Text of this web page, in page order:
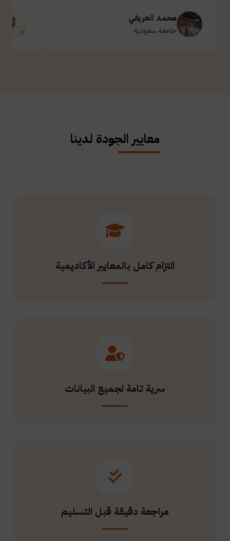
محمد العريفي
جامعة سعودية
معايير الجودة لدينا
التزام كامل بالمعايير الأكاديمية
سرية تامة لجميع البيانات
مراجعة دقيقة قبل التسليم